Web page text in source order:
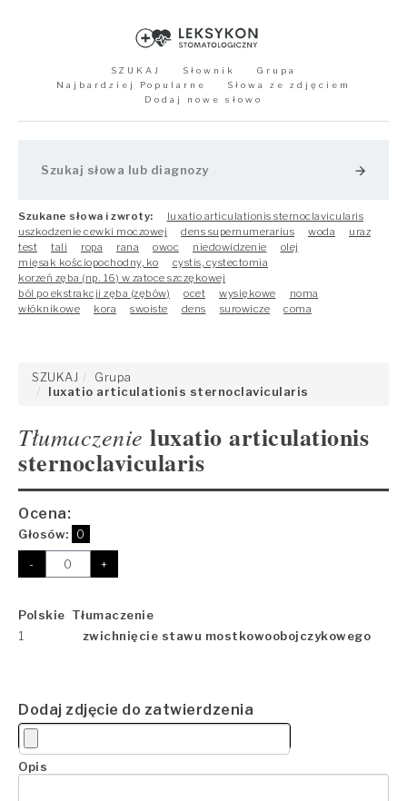
SZUKAJ Słownik
Grupa
Najbardziej Popularne
Słowa ze zdjęciem
Dodaj nowe słowo
arrow_forward
Szukane słowa i zwroty:
luxatio articulationis sternoclavicularis
uszkodzenie cewki moczowej
dens supernumerarius woda
uraz
test
tali ropa rana owoc niedowidzenie
olej
mięsak kościopochodny, ko
cystis, cystectomia
korzeń zęba (np. 16) w zatoce szczękowej
ból po ekstrakcji zęba (zębów)
ocet wysiękowe
noma
włóknikowe
kora swoiste dens surowicze coma
SZUKAJ
Grupa
luxatio articulationis sternoclavicularis
Tłumaczenie luxatio articulationis
sternoclavicularis
Ocena:
Głosów: 0
- +
Polskie Tłumaczenie
1
zwichnięcie stawu mostkowoobojczykowego
Dodaj zdjęcie do zatwierdzenia
Opis